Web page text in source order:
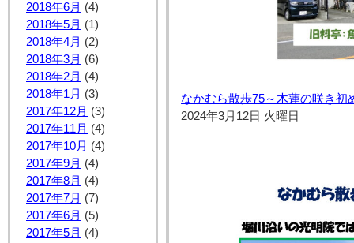
2018年6月 (4)
2018年5月 (1)
2018年4月 (2)
2018年3月 (6)
2018年2月 (4)
2018年1月 (3)
2017年12月 (3)
2017年11月 (4)
2017年10月 (4)
2017年9月 (4)
2017年8月 (4)
2017年7月 (7)
2017年6月 (5)
2017年5月 (4)
なかむら散歩75～木蓮の咲き初
2024年3月12日 火曜日